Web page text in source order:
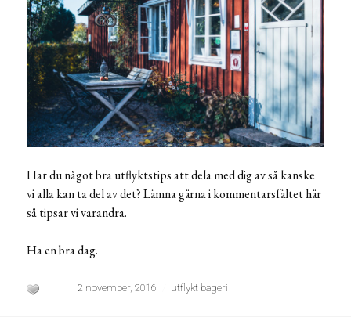
Har du något bra utflyktstips att dela med dig av så kanske
vi alla kan ta del av det? Lämna gärna i kommentarsfältet här
så tipsar vi varandra.
Ha en bra dag.
2 november, 2016 utflykt bageri